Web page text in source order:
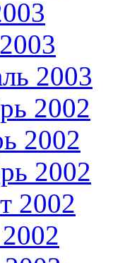
2003
2002
2002
2002
2002